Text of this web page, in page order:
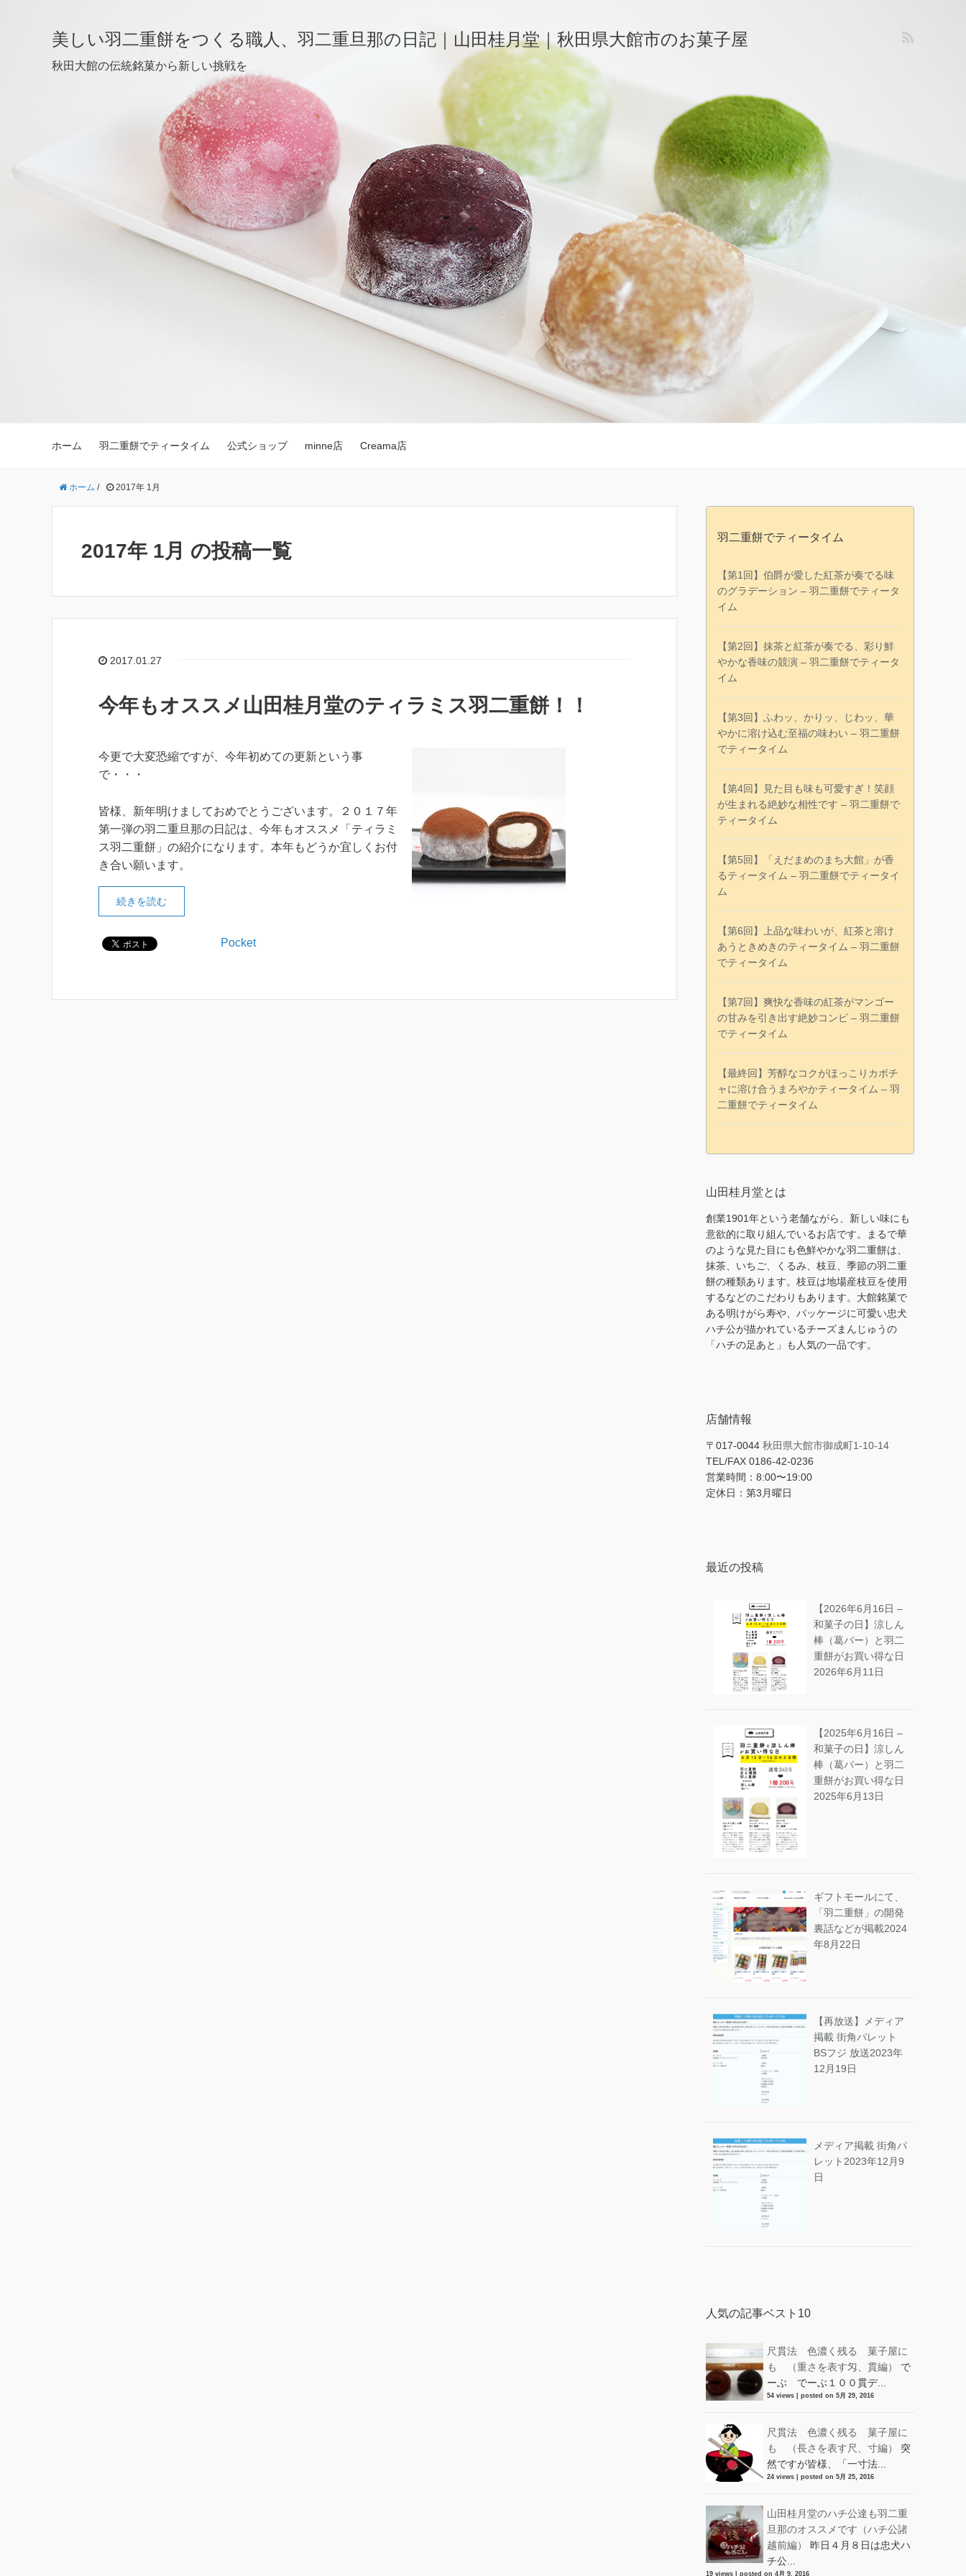
美しい羽二重餅をつくる職人、羽二重旦那の日記｜山田桂月堂｜秋田県大館市のお菓子屋
秋田大館の伝統銘菓から新しい挑戦を
ホーム 羽二重餅でティータイム 公式ショップ minne店 Creama店
ホーム / 2017年 1月
2017年 1月 の投稿一覧
2017.01.27
今年もオススメ山田桂月堂のティラミス羽二重餅！！
今更で大変恐縮ですが、今年初めての更新という事
で・・・
皆様、新年明けましておめでとうございます。２０１７年
第一弾の羽二重旦那の日記は、今年もオススメ「ティラミ
ス羽二重餅」の紹介になります。本年もどうか宜しくお付
き合い願います。
続きを読む
Pocket
羽二重餅でティータイム
【第1回】伯爵が愛した紅茶が奏でる味
のグラデーション – 羽二重餅でティータ
イム
【第2回】抹茶と紅茶が奏でる、彩り鮮
やかな香味の競演 – 羽二重餅でティータ
イム
【第3回】ふわッ、かりッ、じわッ、華
やかに溶け込む至福の味わい – 羽二重餅
でティータイム
【第4回】見た目も味も可愛すぎ！笑顔
が生まれる絶妙な相性です – 羽二重餅で
ティータイム
【第5回】「えだまめのまち大館」が香
るティータイム – 羽二重餅でティータイ
ム
【第6回】上品な味わいが、紅茶と溶け
あうときめきのティータイム – 羽二重餅
でティータイム
【第7回】爽快な香味の紅茶がマンゴー
の甘みを引き出す絶妙コンビ – 羽二重餅
でティータイム
【最終回】芳醇なコクがほっこりカボチ
ャに溶け合うまろやかティータイム – 羽
二重餅でティータイム
山田桂月堂とは
創業1901年という老舗ながら、新しい味にも
意欲的に取り組んでいるお店です。まるで華
のような見た目にも色鮮やかな羽二重餅は、
抹茶、いちご、くるみ、枝豆、季節の羽二重
餅の種類あります。枝豆は地場産枝豆を使用
するなどのこだわりもあります。大館銘菓で
ある明けがら寿や、パッケージに可愛い忠犬
ハチ公が描かれているチーズまんじゅうの
「ハチの足あと」も人気の一品です。
店舗情報
〒017-0044 秋田県大館市御成町1-10-14
TEL/FAX 0186-42-0236
営業時間：8:00〜19:00
定休日：第3月曜日
最近の投稿
【2026年6月16日 –
和菓子の日】涼しん
棒（葛バー）と羽二
重餅がお買い得な日
2026年6月11日
【2025年6月16日 –
和菓子の日】涼しん
棒（葛バー）と羽二
重餅がお買い得な日
2025年6月13日
ギフトモールにて、
「羽二重餅」の開発
裏話などが掲載2024
年8月22日
【再放送】メディア
掲載 街角パレット
BSフジ 放送2023年
12月19日
メディア掲載 街角パ
レット 2023年12月9
日
人気の記事ベスト10
尺貫法 色濃く残る 菓子屋に
も （重さを表す匁、貫編）
で
ーぶ でーぶ１００貫デ...
54 views posted on 5月 29, 2016
尺貫法 色濃く残る 菓子屋に
も （長さを表す尺、寸編）
突
然ですが皆様、「一寸法...
24 views posted on 5月 25, 2016
山田桂月堂のハチ公達も羽二重
旦那のオススメです（ハチ公諸
越前編）
昨日４月８日は忠犬ハ
チ公...
19 views posted on 4月 9, 2016